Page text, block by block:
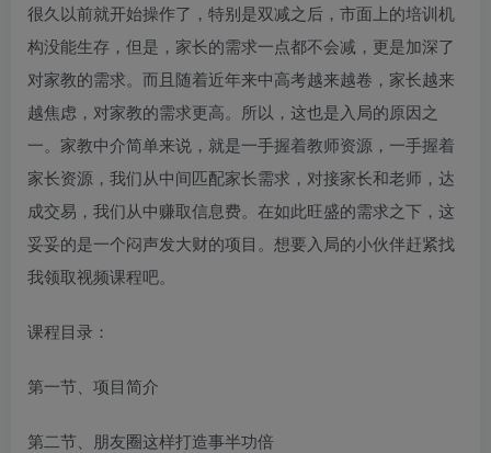
很久以前就开始操作了，特别是双减之后，市面上的培训机
构没能生存，但是，家长的需求一点都不会减，更是加深了
对家教的需求。而且随着近年来中高考越来越卷，家长越来
越焦虑，对家教的需求更高。所以，这也是入局的原因之
一。家教中介简单来说，就是一手握着教师资源，一手握着
家长资源，我们从中间匹配家长需求，对接家长和老师，达
成交易，我们从中赚取信息费。在如此旺盛的需求之下，这
妥妥的是一个闷声发大财的项目​。想要入局的小伙伴赶紧找
我领取视频课程吧​。
课程目录：
第一节、项目简介
第二节、朋友圈这样打造事半功倍